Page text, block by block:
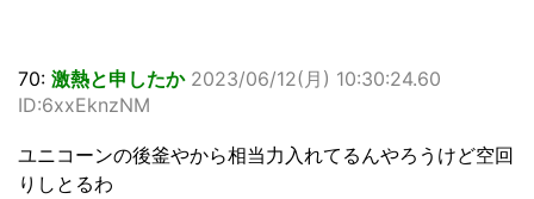
70: 激熱と申したか 2023/06/12(月) 10:30:24.60
ID:6xxEknzNM
ユニコーンの後釜やから相当力入れてるんやろうけど空回
りしとるわ